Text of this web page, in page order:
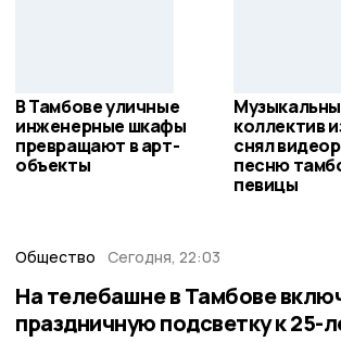
В Тамбове уличные
инженерные шкафы
превращают в арт-
объекты
коллектив
снял
песню
певицы
Общество Сегодня, 22:03
На телебашне в Тамбове
праздничную подсветку к